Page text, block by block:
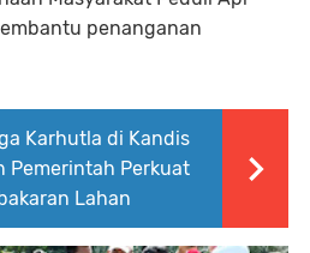
penanganan
Karhutla di Kandis
Pemerintah Perkuat
Lahan